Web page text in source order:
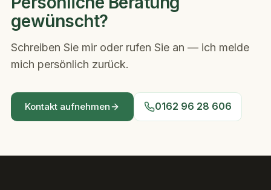
gewünscht?
Schreiben Sie mir oder rufen Sie an — ich melde
mich persönlich zurück.
Kontakt aufnehmen 0162 96 28 606